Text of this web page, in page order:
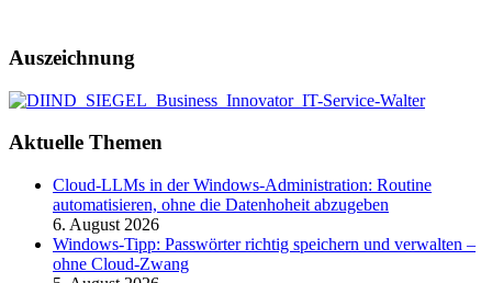
Auszeichnung
Aktuelle Themen
Cloud-LLMs in der Windows-Administration: Routine
automatisieren, ohne die Datenhoheit abzugeben
6. August 2026
Windows-Tipp: Passwörter richtig speichern und verwalten –
ohne Cloud-Zwang